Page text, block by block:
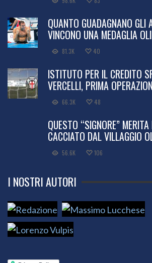
QUANTO GUADAGNANO GLI
VINCONO UNA MEDAGLIA
81.3K 40
ISTITUTO PER IL CREDITO
VERCELLI, PRIMA
66.3K 48
QUESTO “SIGNORE” MERITA
CACCIATO DAL VILLAGGIO
56.6K 106
I NOSTRI AUTORI